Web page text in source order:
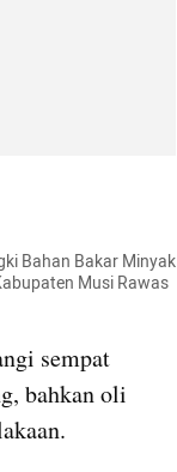
Bahan Bakar Minyak
Musi Rawas
sempat
bahkan oli